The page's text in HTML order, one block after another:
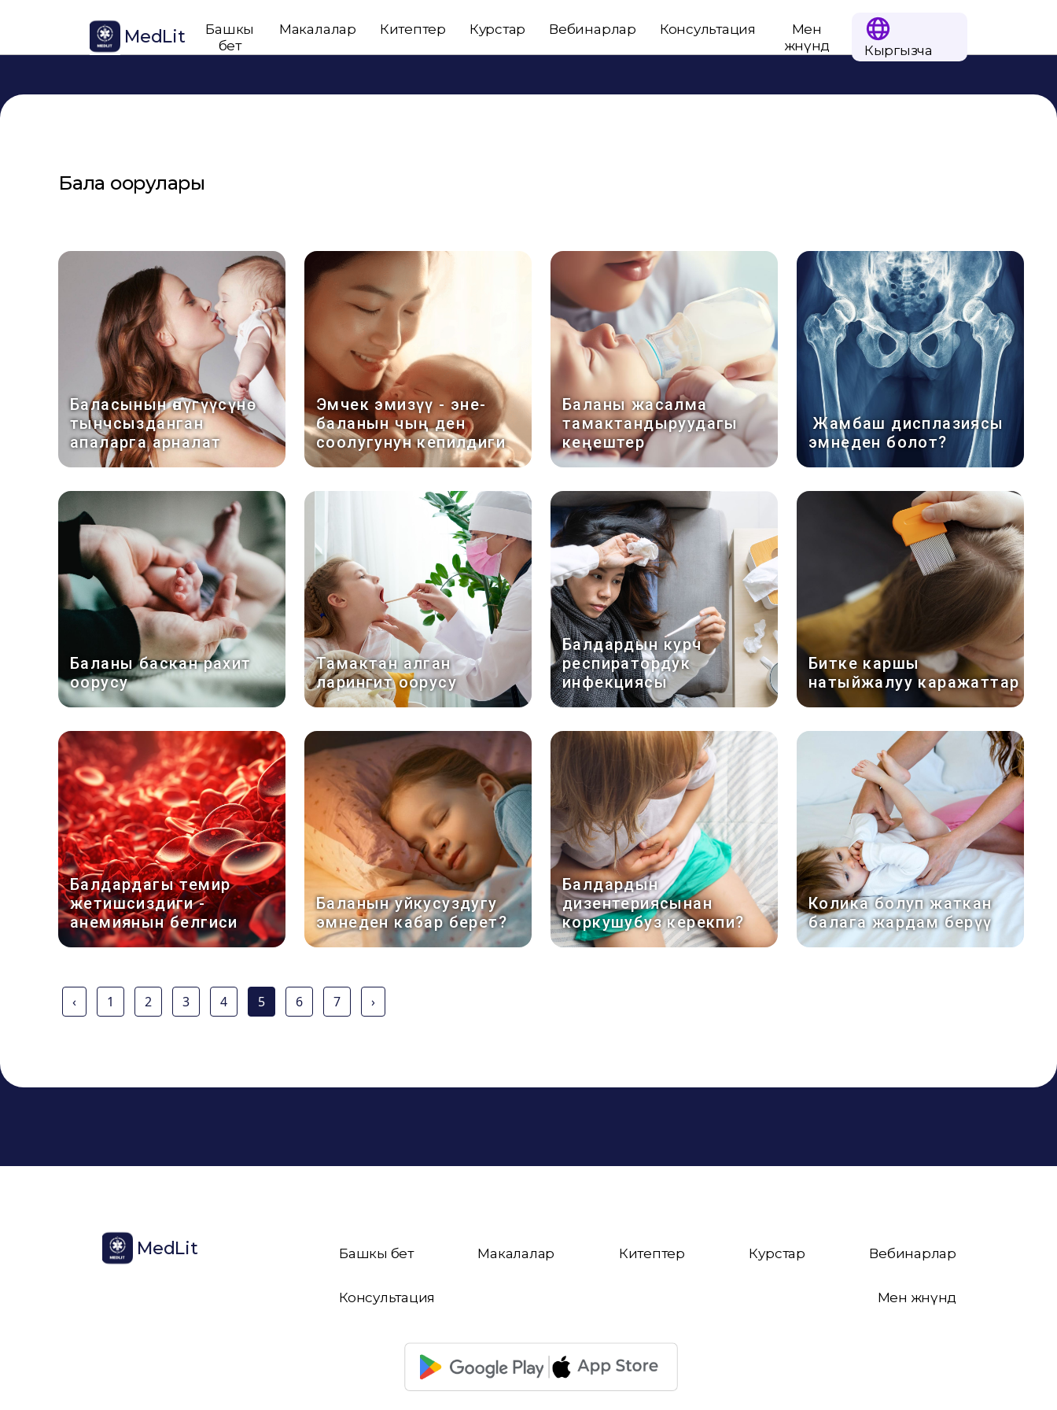
MedLit
Башкы
бет
Макалалар Китептер Курстар Вебинарлар Консультация
Мен
жөнүндө
Кыргызча
Бала оорулары
Баласынын өнүгүүсүнө
тынчсызданган
апаларга арналат
Эмчек эмизүү - эне-
баланын чың ден
соолугунун кепилдиги
Баланы жасалма
тамактандыруудагы
кеңештер
Жамбаш дисплазиясы
эмнеден болот?
Баланы баскан рахит
оорусу
Тамактан алган
ларингит оорусу
Балдардын курч
респиратордук
инфекциясы
Битке каршы
натыйжалуу каражаттар
Балдардагы темир
жетишсиздиги -
анемиянын белгиси
Баланын уйкусуздугу
эмнеден кабар берет?
Балдардын
дизентериясынан
коркушубуз керекпи?
Колика болуп жаткан
балага жардам берүү
‹ 1 2 3 4 5 6 7 ›
MedLit Башкы бет Макалалар Китептер Курстар Вебинарлар
Консультация Мен жөнүндө